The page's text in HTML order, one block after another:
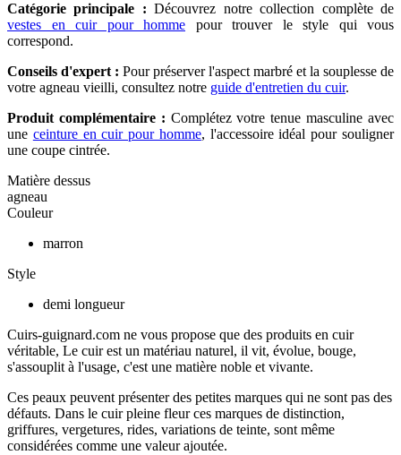
Catégorie principale : Découvrez notre collection complète de
vestes en cuir pour homme pour trouver le style qui vous
correspond.
Conseils d'expert : Pour préserver l'aspect marbré et la souplesse de
votre agneau vieilli, consultez notre guide d'entretien du cuir.
Produit complémentaire : Complétez votre tenue masculine avec
une ceinture en cuir pour homme, l'accessoire idéal pour souligner
une coupe cintrée.
Matière dessus
agneau
Couleur
marron
Style
demi longueur
Cuirs-guignard.com ne vous propose que des produits en cuir
véritable, Le cuir est un matériau naturel, il vit, évolue, bouge,
s'assouplit à l'usage, c'est une matière noble et vivante.
Ces peaux peuvent présenter des petites marques qui ne sont pas des
défauts. Dans le cuir pleine fleur ces marques de distinction,
griffures, vergetures, rides, variations de teinte, sont même
considérées comme une valeur ajoutée.